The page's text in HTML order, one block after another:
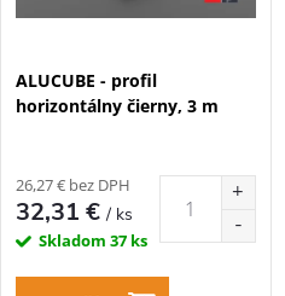
e
p
o
d
p
r
o
d
ALUCUBE - profil
horizontálny čierny, 3 m
26,27 € bez DPH
32,31 €/ ks
Skladom 37 ks